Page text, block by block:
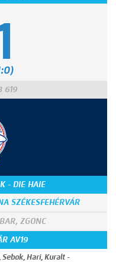
619
- DIE HAIE
SZÉKESFEHÉRVÁR
ZGONC
AV19
Hari, Kuralt -